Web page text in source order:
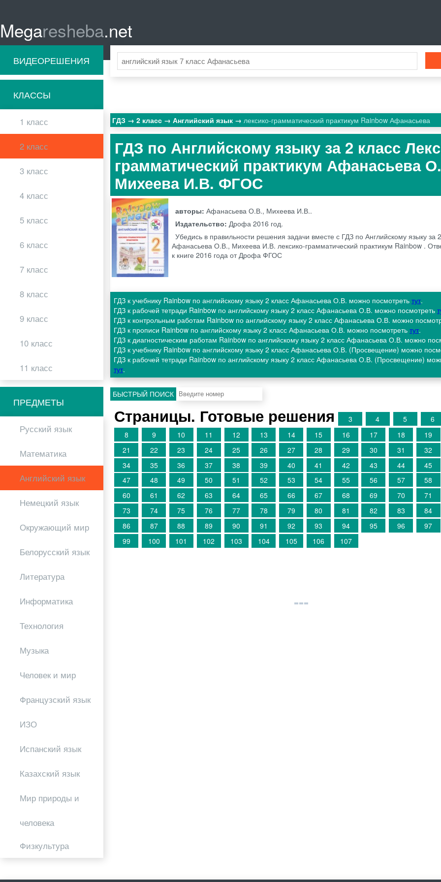
Megaresheba.net
ВИДЕОРЕШЕНИЯ
КЛАССЫ
1 класс
2 класс
3 класс
4 класс
5 класс
6 класс
7 класс
8 класс
9 класс
10 класс
11 класс
ПРЕДМЕТЫ
Русский язык
Математика
Английский язык
Немецкий язык
Окружающий мир
Белорусский язык
Литература
Информатика
Технология
Музыка
Человек и мир
Французский язык
ИЗО
Испанский язык
Казахский язык
Мир природы и
человека
Физкультура
ГДЗ 2 класс Английский язык лексико-грамматический практикум Rainbow Афанасьева
ГДЗ по Английскому языку за 2 класс
грамматический практикум Афанасьева
Михеева И.В. ФГОС
авторы:Афанасьева О.В., Михеева И.В..
Издательство:Дрофа 2016 год.
Убедись в правильности решения задачи вместе с ГДЗ по Английскому языку за
Афанасьева О.В., Михеева И.В. лексико-грамматический практикум Rainbow .
к книге 2016 года от Дрофа ФГОС
ГДЗ к учебнику Rainbow по английскому языку 2 класс Афанасьева О.В. можно посмотреть тут.
ГДЗ к рабочей тетради Rainbow по английскому языку 2 класс Афанасьева О.В. можно посмотреть
ГДЗ к контрольным работам Rainbow по английскому языку 2 класс Афанасьева О.В. можно
ГДЗ к прописи Rainbow по английскому языку 2 класс Афанасьева О.В. можно посмотреть тут.
ГДЗ к диагностическим работам Rainbow по английскому языку 2 класс Афанасьева О.В. можно
ГДЗ к учебнику Rainbow по английскому языку 2 класс Афанасьева О.В. (Просвещение) можно
ГДЗ к рабочей тетради Rainbow по английскому языку 2 класс Афанасьева О.В. (Просвещение)
тут.
БЫСТРЫЙ ПОИСК
Страницы. Готовые решения 3 4 5 6
8
9 10 11 12 13 14 15 16 17 18 19
21
22 23 24 25 26 27 28 29 30 31 32
34
35 36 37 38 39 40 41 42 43 44 45
47
48 49 50 51 52 53 54 55 56 57 58
60
61 62 63 64 65 66 67 68 69 70 71
73
74 75 76 77 78 79 80 81 82 83 84
86
87 88 89 90 91 92 93 94 95 96 97
99
100 101 102 103 104 105 106 107